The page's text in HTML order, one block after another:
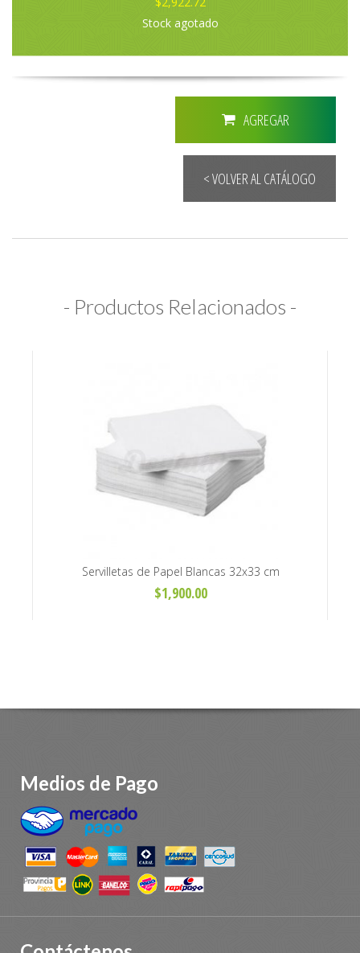
Stock agotado
AGREGAR
< VOLVER AL CATÁLOGO
- Productos Relacionados -
Servilletas de Papel Blancas 32x33 cm
$1,900.00
Medios de Pago